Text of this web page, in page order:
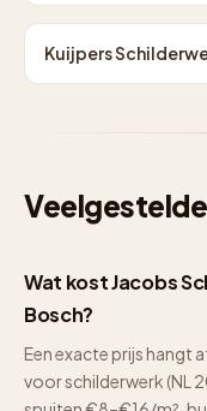
Kuijpers
Wat kost Jacobs
Bosch?
Een exacte prijs hangt
voor schilderwerk (NL